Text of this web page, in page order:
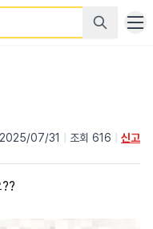
2025/07/31 조회 616 신고